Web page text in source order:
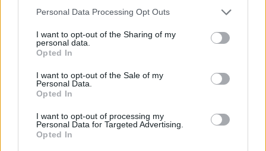
Personal Data Processing Opt Outs
I want to opt-out of the Sharing of my
personal data.
Opted In
I want to opt-out of the Sale of my
Personal Data.
Opted In
I want to opt-out of processing my
Personal Data for Targeted Advertising.
Opted In
EQUIPAMENTOS
Leatt eleva a aventura com a nova ADV
HydraDri 8.5
aventura sem limites. A marca aposta numa bota...
BEATRIZ ALEXANDRE